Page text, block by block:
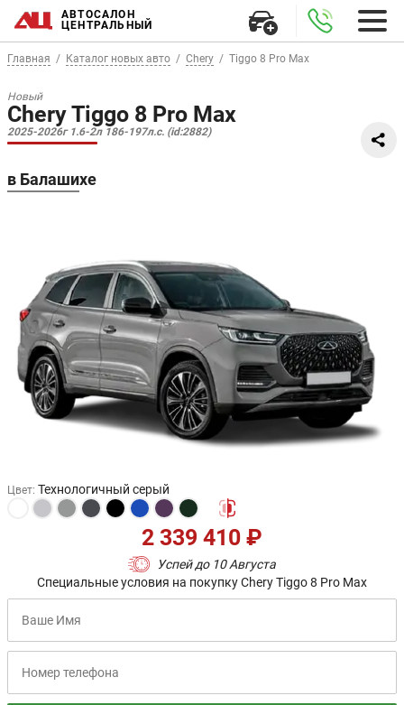
АВТОСАЛОН
ЦЕНТРАЛЬНЫЙ
Главная Каталог новых авто Chery Tiggo 8 Pro Max
Новый
Chery Tiggo 8 Pro Max
2025-2026г 1.6-2л 186-197л.с. (id:2882)
в Балашихе
Цвет: Технологичный серый
Успей до 10 Августа
2 339 410 ₽
Специальные условия на покупку Chery Tiggo 8 Pro Max